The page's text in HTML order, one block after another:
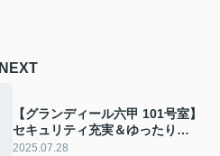
NEXT
【グランディール六甲 101号室】
セキュリティ充実＆ゆったり
1LDK｜六甲道11分の静かな暮ら
2025.07.28